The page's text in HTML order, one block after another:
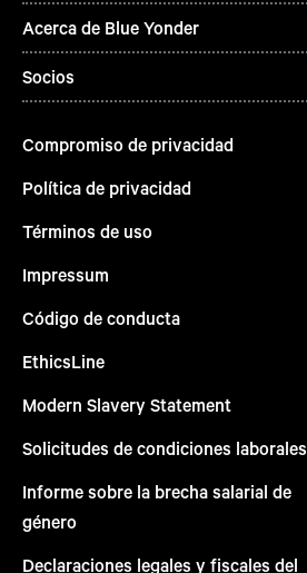
Acerca de Blue Yonder
Socios
Compromiso de privacidad
Política de privacidad
Términos de uso
Impressum
Código de conducta
EthicsLine
Modern Slavery Statement
Solicitudes de condiciones laborales
Informe sobre la brecha salarial de
género
Declaraciones legales y fiscales del